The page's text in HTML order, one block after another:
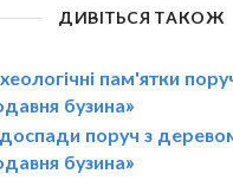
ДИВІТЬСЯ ТАКОЖ
пам'ятки
бузина»
поруч з
бузина»